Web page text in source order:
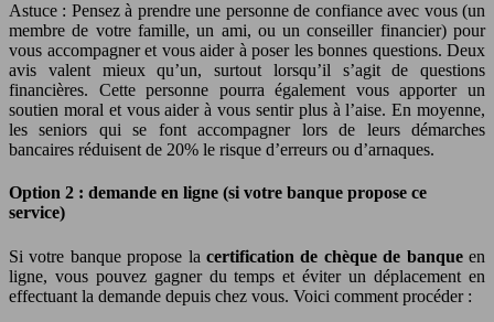
Astuce : Pensez à prendre une personne de confiance avec vous (un
membre de votre famille, un ami, ou un conseiller financier) pour
vous accompagner et vous aider à poser les bonnes questions. Deux
avis valent mieux qu’un, surtout lorsqu’il s’agit de questions
financières. Cette personne pourra également vous apporter un
soutien moral et vous aider à vous sentir plus à l’aise. En moyenne,
les seniors qui se font accompagner lors de leurs démarches
bancaires réduisent de 20% le risque d’erreurs ou d’arnaques.
Option 2 : demande en ligne (si votre banque propose ce
service)
Si votre banque propose la certification de chèque de banque en
ligne, vous pouvez gagner du temps et éviter un déplacement en
effectuant la demande depuis chez vous. Voici comment procéder :